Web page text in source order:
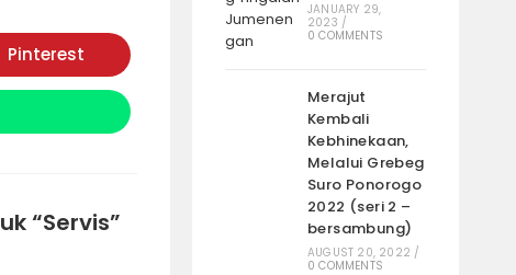
Opens
in
a
Pinterest
“Servis”
JANUARY 29,
2023 /
0 COMMENTS
Merajut
Kembali
Kebhinekaan,
Melalui Grebeg
Suro Ponorogo
2022 (seri 2 –
bersambung)
AUGUST 20, 2022 /
0 COMMENTS